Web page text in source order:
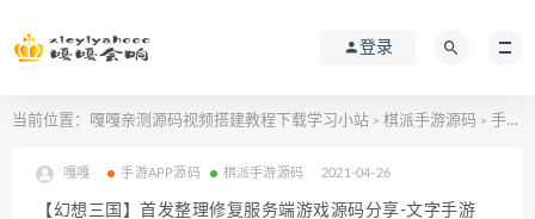
登录
当前位置： 嘎嘎亲测源码视频搭建教程下载学习小站 > 棋派手游源码 > 手游APP源码
嘎嘎 手游APP源码 棋派手游源码 2021-04-26
【幻想三国】首发整理修复服务端游戏源码分享-文字手游